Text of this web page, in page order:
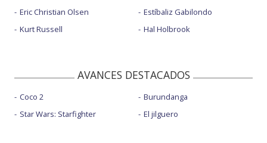
Eric Christian Olsen
Kurt Russell
Estíbaliz Gabilondo
Hal Holbrook
AVANCES DESTACADOS
Coco 2
Star Wars: Starfighter
Burundanga
El jilguero